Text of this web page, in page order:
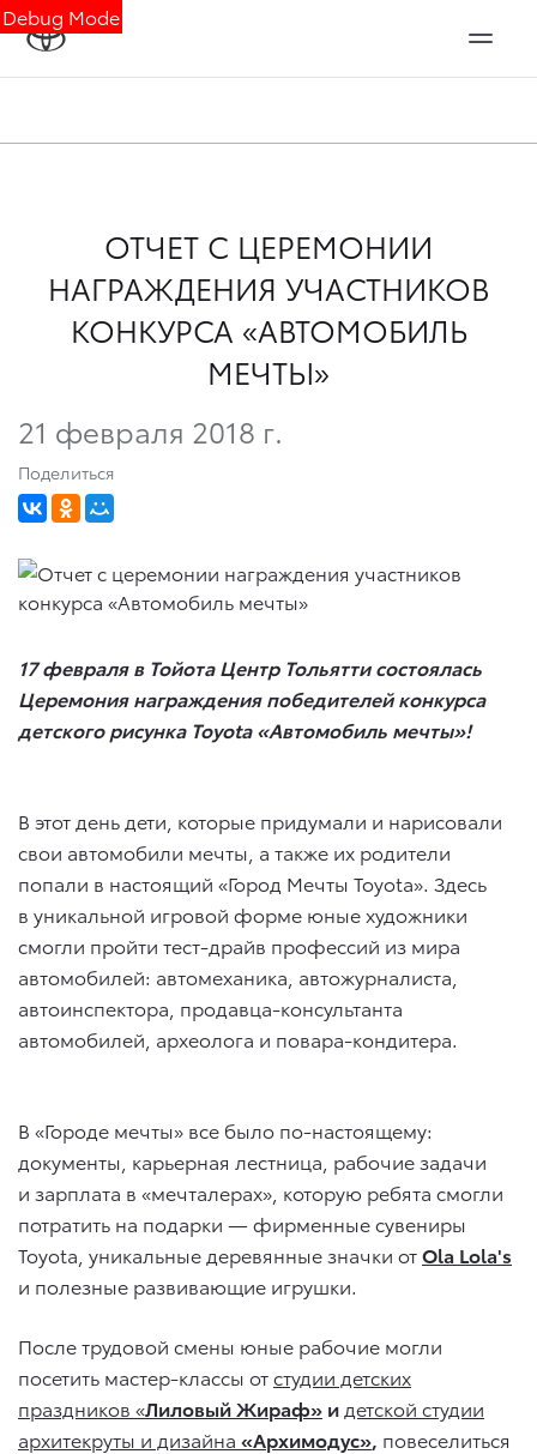
Debug Mode
ОТЧЕТ С ЦЕРЕМОНИИ
НАГРАЖДЕНИЯ УЧАСТНИКОВ
КОНКУРСА «АВТОМОБИЛЬ
МЕЧТЫ»
21 февраля 2018 г.
Поделиться
17 февраля в Тойота Центр Тольятти состоялась
Церемония награждения победителей конкурса
детского рисунка Toyota «Автомобиль мечты»!
В этот день дети, которые придумали и нарисовали
свои автомобили мечты, а также их родители
попали в настоящий «Город Мечты Toyota». Здесь
в уникальной игровой форме юные художники
смогли пройти тест-драйв профессий из мира
автомобилей: автомеханика, автожурналиста,
автоинспектора, продавца-консультанта
автомобилей, археолога и повара-кондитера.
В «Городе мечты» все было по-настоящему:
документы, карьерная лестница, рабочие задачи
и зарплата в «мечталерах», которую ребята смогли
потратить на подарки — фирменные сувениры
Toyota, уникальные деревянные значки отOla Lola's
и полезные развивающие игрушки.
После трудовой смены юные рабочие могли
посетить мастер-классы отстудии детских
праздников «Лиловый Жираф» и детской студии
архитекруты и дизайна «Архимодус», повеселиться